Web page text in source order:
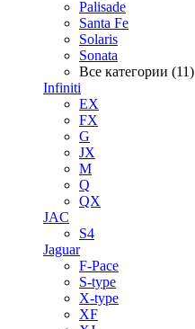
Palisade
Santa Fe
Solaris
Sonata
Все категории (11)
Infiniti
EX
FX
G
JX
M
Q
QX
JAC
S4
Jaguar
F-Pace
S-type
X-type
XF